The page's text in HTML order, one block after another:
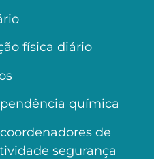
física diário
química
de
segurança